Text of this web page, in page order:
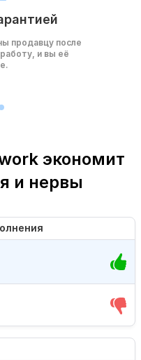
продавцу после
и вы её
экономит
и нервы